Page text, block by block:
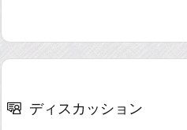
ディスカッション